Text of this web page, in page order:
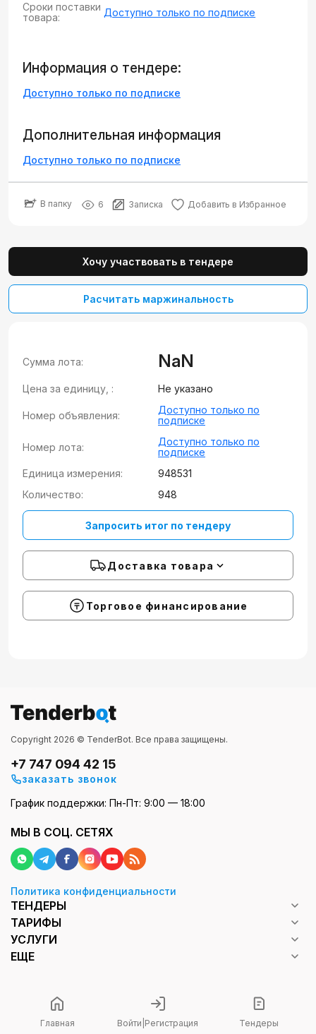
Главная Войти Регистрация Тендеры
Сроки поставки
товара:
Доступно только по подписке
Информация о тендере:
Доступно только по подписке
Дополнительная информация
Доступно только по подписке
В папку 6 Записка Добавить в Избранное
Хочу участвовать в тендере
Расчитать маржинальность
Сумма лота: NaN
Цена за единицу, : Не указано
Номер объявления:
Доступно только по
подписке
Номер лота:
Доступно только по
подписке
Единица измерения:
948531
Количество:
948
Запросить итог по тендеру
Доставка товара
Торговое финансирование
Copyright 2026 © TenderBot. Все права защищены.
+7 747 094 42 15
заказать звонок
График поддержки: Пн-Пт: 9:00 — 18:00
МЫ В СОЦ. СЕТЯХ
Политика конфиденциальности
ТЕНДЕРЫ
ТАРИФЫ
УСЛУГИ
ЕЩЕ